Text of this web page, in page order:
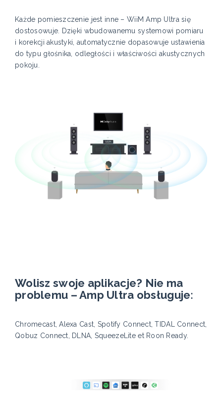
Każde pomieszczenie jest inne – WiiM Amp Ultra się
dostosowuje. Dzięki wbudowanemu systemowi pomiaru
i korekcji akustyki, automatycznie dopasowuje ustawienia
do typu głośnika, odległości i właściwości akustycznych
pokoju.
Wolisz swoje aplikacje? Nie ma
problemu – Amp Ultra obsługuje:
Chromecast, Alexa Cast, Spotify Connect, TIDAL Connect,
Qobuz Connect, DLNA, SqueezeLite et Roon Ready.